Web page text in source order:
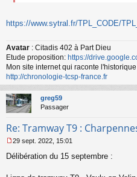
https://www.sytral.fr/TPL_CODE/
Avatar : Citadis 402 à Part Dieu
Etude proposition: https://
Mon site internet qui raconte
http://chronologie-tcsp-france.fr
greg59
Passager
Re: Tramway T9 :
e
s
29 sept. 2022, 15:01
Délibération du 15 septembre :